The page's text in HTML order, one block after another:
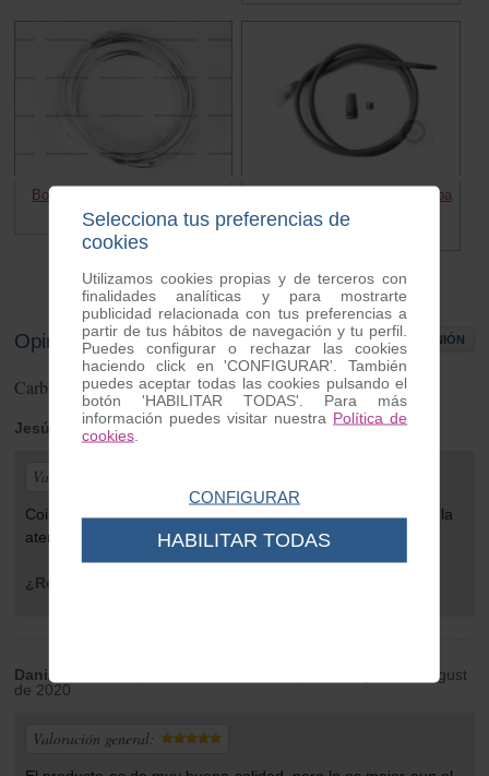
Bordon cromado UNIVERSAL
3.80 €
Cable cuenta kilometros Vespa
CL/DS
Opiniones de clientes ESCRIBIR OPINIÓN
Carburador Vespa T5 2opiniones
Jesús | de Madrid | Tuesday 18 de April de 2023
Valoración general:
Coincide con la descripción. Para asegurarme llamé y la
atención fue genial.
¿Recomendaría este producto?
Daniel Navarro
| de ILLES BALEARS | Monday 24 de August
de 2020
Valoración general:
Selecciona tus preferencias de
cookies
Utilizamos cookies propias y de terceros con
finalidades analíticas y para mostrarte
publicidad relacionada con tus preferencias a
partir de tus hábitos de navegación y tu perfil.
Puedes configurar o rechazar las cookies
haciendo click en 'CONFIGURAR'. También
puedes aceptar todas las cookies pulsando el
botón 'HABILITAR TODAS'. Para más
información puedes visitar nuestra Política de
cookies.
CONFIGURAR
HABILITAR TODAS